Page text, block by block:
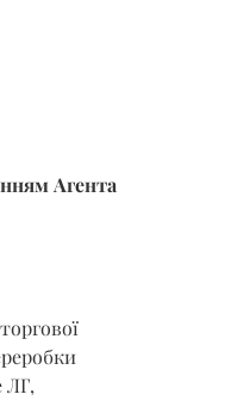
Агента
ЛГ,